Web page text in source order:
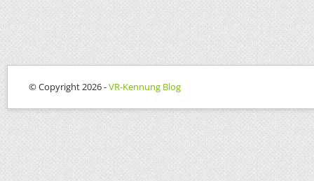
© Copyright 2026 -VR-Kennung Blog